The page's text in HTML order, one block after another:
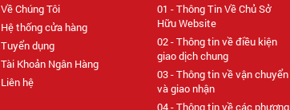
Về Chúng Tôi
Hệ thống cửa hàng
Tuyển dụng
Tài Khoản Ngân Hàng
Liên hệ
01 - Thông Tin Về Chủ Sở
Hữu Website
02 - Thông tin về điều kiện
giao dịch chung
03 - Thông tin về vận chuyển
và giao nhận
04 - Thông tin về các phương